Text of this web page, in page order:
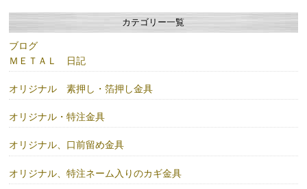
カテゴリー一覧
ブログ
ＭＥＴＡＬ 日記
オリジナル 素押し・箔押し金具
オリジナル・特注金具
オリジナル、口前留め金具
オリジナル、特注ネーム入りのカギ金具